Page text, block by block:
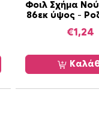
Φοιλ Σχήμα
86εκ ύψος –
€1,24